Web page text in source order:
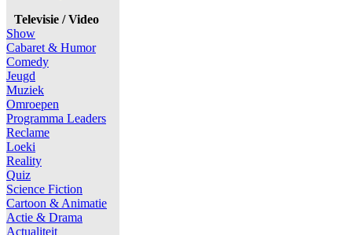
Televisie / Video
Show
Cabaret & Humor
Comedy
Jeugd
Muziek
Omroepen
Programma Leaders
Reclame
Loeki
Reality
Quiz
Science Fiction
Cartoon & Animatie
Actie & Drama
Actualiteit